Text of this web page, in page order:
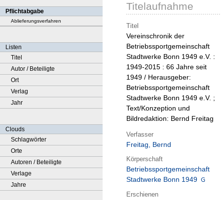
Pflichtabgabe
Ablieferungsverfahren
Listen
Titel
Autor / Beteiligte
Ort
Verlag
Jahr
Clouds
Schlagwörter
Orte
Autoren / Beteiligte
Verlage
Jahre
Titelaufnahme
Titel
Vereinschronik der
Betriebssportgemeinschaft
Stadtwerke Bonn 1949 e.V. :
1949-2015 : 66 Jahre seit
1949 / Herausgeber:
Betriebssportgemeinschaft
Stadtwerke Bonn 1949 e.V. ;
Text/Konzeption und
Bildredaktion: Bernd Freitag
Verfasser
Freitag, Bernd
Körperschaft
Betriebssportgemeinschaft
Stadtwerke Bonn 1949
Erschienen